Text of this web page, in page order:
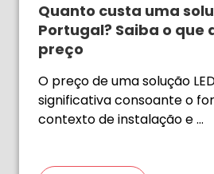
Quanto custa uma
Portugal? Saiba o que
preço
O preço de uma solução
significativa consoante o
contexto de instalação e …